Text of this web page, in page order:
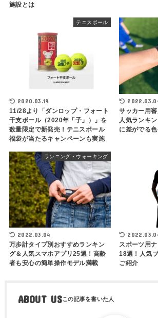
施設とは
テニスボール
2020.03.19
11/28より「ダンロップ・フォート
干支ボール（2020年「子」）」を
数量限定で新発売！テニスボール
福袋が当たるキャンペーンも実施
サッカー用
人気ランキ
に差がでる
ランニング・ウォーキング
2022.03.04
万歩計タイプ別おすすめランキン
グ＆人気スマホアプリ25選！高齢
者も安心の簡単操作モデル満載
スポーツ用
18選！人気
ご紹介
ABOUT US